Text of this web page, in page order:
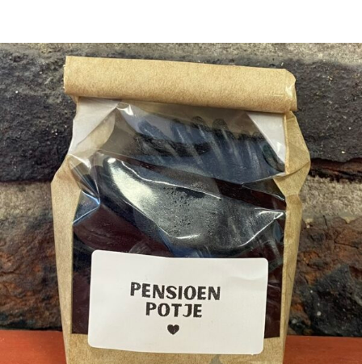
GELDTRANSPORT ➸ Muntdrop